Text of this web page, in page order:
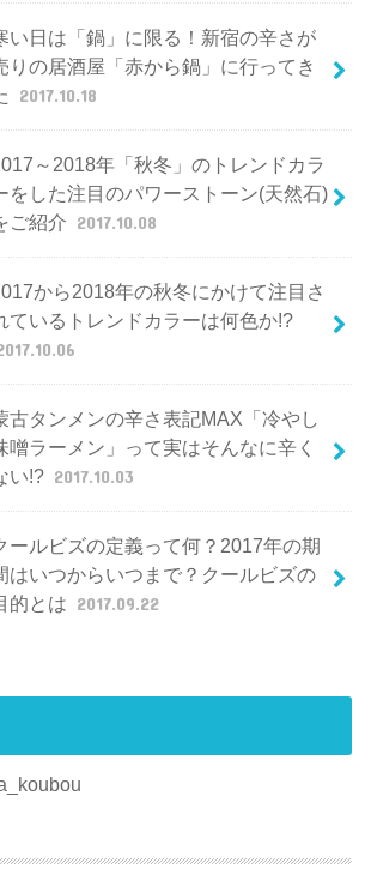
い日は「鍋」に限る！新宿の辛さが
りの居酒屋「赤から鍋」に行ってき
2017.10.18
～2018年「秋冬」のトレンドカラ
をした注目のパワーストーン(天然石)
ご紹介 2017.10.08
から2018年の秋冬にかけて注目さ
ているトレンドカラーは何色か!?
古タンメンの辛さ表記MAX「冷やし
噌ラーメン」って実はそんなに辛く
い!? 2017.10.03
ールビズの定義って何？2017年の期
はいつからいつまで？クールビズの
的とは 2017.09.22